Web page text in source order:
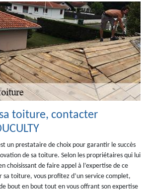
toiture, contacter
est un prestataire de choix pour garantir le succès
de sa toiture. Selon les propriétaires qui lui
choisissant de faire appel à l’expertise de ce
toiture, vous profitez d’un service complet,
bout en bout tout en vous offrant son expertise